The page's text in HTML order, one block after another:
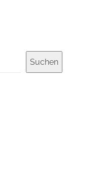
Suchen